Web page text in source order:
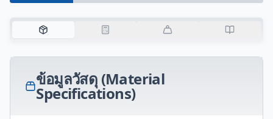
ข้อมูลวัสดุ (Material
Specifications)